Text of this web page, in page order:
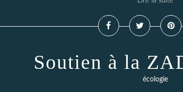
Soutien à la
écologie